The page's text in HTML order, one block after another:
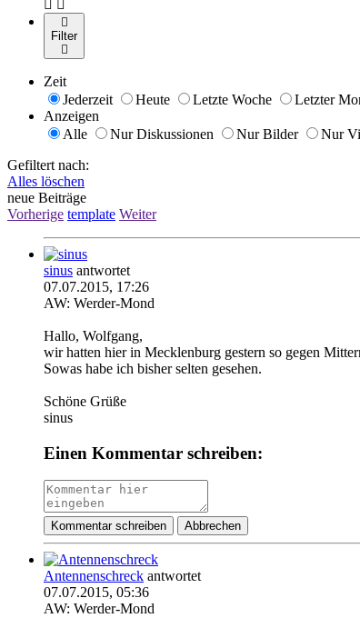
Filter
Zeit
Jederzeit
Heute Letzte Woche
Letzter
Anzeigen
Alle
Nur Diskussionen Nur Bilder Nur
Gefiltert nach:
Alles löschen
neue Beiträge
Vorherige template Weiter
sinus antwortet
07.07.2015, 17:26
AW: Werder-Mond
Hallo, Wolfgang,
wir hatten hier in Mecklenburg gestern so gegen
Sowas habe ich bisher selten gesehen.
Schöne Grüße
sinus
Einen Kommentar schreiben:
Kommentar schreiben Abbrechen
Antennenschreck antwortet
07.07.2015, 05:36
AW: Werder-Mond